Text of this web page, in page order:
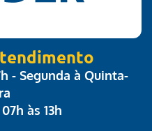
- Segunda à Quinta-
às 13h